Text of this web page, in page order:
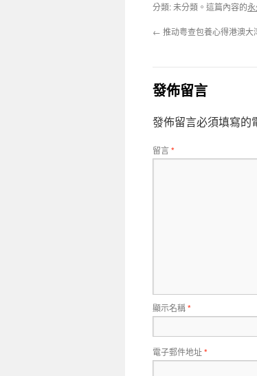
分類: 未分類。這篇內容的
← 推动粤查包養心得港澳
發佈留言
發佈留言必須填寫的
留言*
顯示名稱*
電子郵件地址*